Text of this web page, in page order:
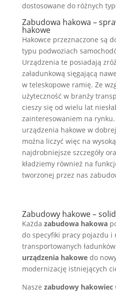
dostosowane do różnych
Zabudowa hakowa –
hakowe
Hakowce przeznaczone są
typu podwoziach
Urządzenia te posiadają
załadunkową sięgającą
w teleskopowe ramię. Ze
użyteczność w branży
cieszy się od wielu lat
zainteresowaniem na
urządzenia hakowe w
można liczyć więc na
najdrobniejsze szczegóły
kładziemy również na
tworzonej przez nas
Zabudowy hakowe –
Każda zabudowa hakowa
do specyfiki pracy pojazdu i
transportowanych
urządzenia hakowedo
modernizację istniejących
Nasze zabudowy hakowiec